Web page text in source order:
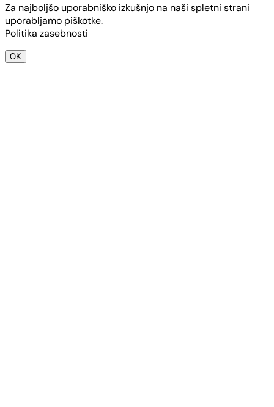
Za najboljšo uporabniško izkušnjo na naši spletni strani
uporabljamo piškotke.
Politika zasebnosti
OK